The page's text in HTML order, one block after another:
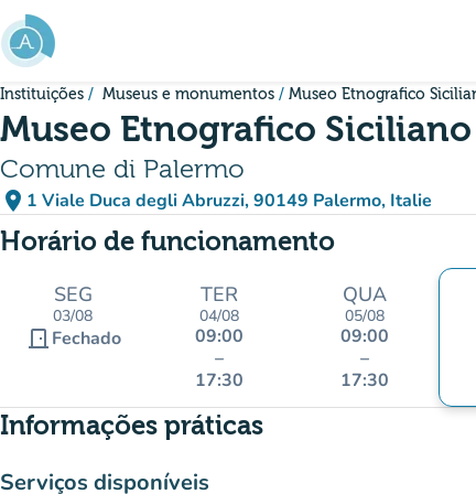
Ir para o conteúdo principal
Instituições Museus e monumentos Museo Etnografico
Museo Etnografico
Comune di Palermo
place 1 Viale Duca degli Abruzzi, 90149 Palermo, Italie
(abrir no Google Maps)
(novo separador)
Horário de funcionamento
SEG
03/08
door_front Fechado
TER
04/08
09:00
–
17:30
QUA
05/08
09:00
–
17:30
Informações práticas
Serviços disponíveis